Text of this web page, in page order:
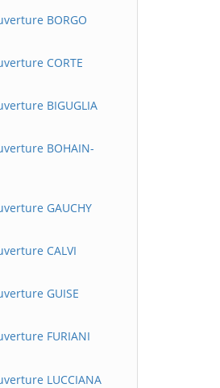
BORGO
CORTE
BIGUGLIA
BOHAIN-
GAUCHY
CALVI
GUISE
FURIANI
LUCCIANA